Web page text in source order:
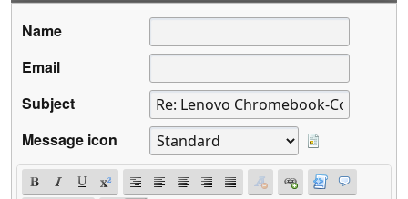
Name
Email
Subject
Message icon